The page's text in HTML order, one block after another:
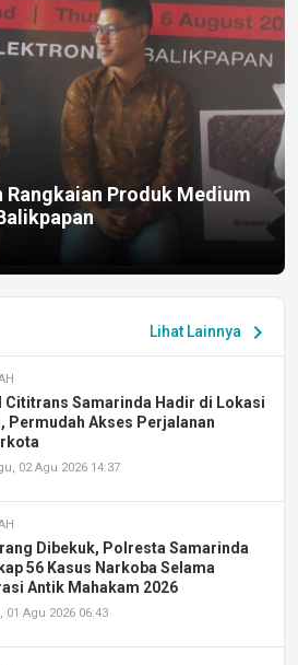
Rangkaian Produk Medium
Lihat Lainnya chevron_right
Cititrans Samarinda Hadir di Lokasi
Permudah Akses Perjalanan
02 Agu 2026 14:37
Dibekuk, Polresta Samarinda
56 Kasus Narkoba Selama
Antik Mahakam 2026
01 Agu 2026 06:43